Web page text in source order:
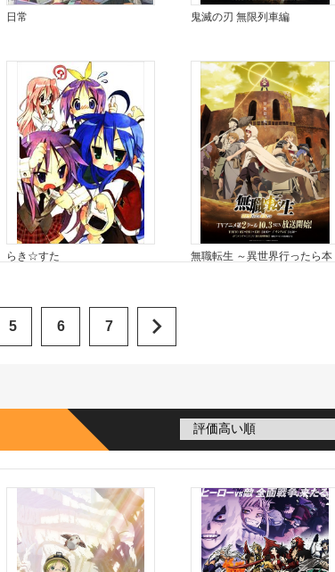
日常 鬼滅の刃 無限列車編
らき☆すた
無職転生 ～異世界行ったら本
5 6 7